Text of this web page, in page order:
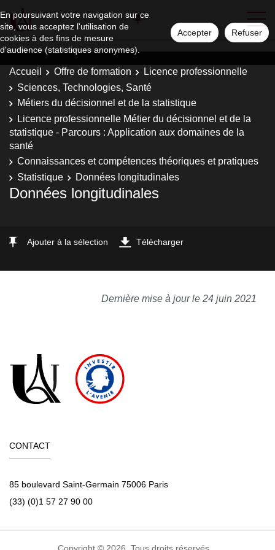
En poursuivant votre navigation sur ce
site, vous acceptez l'utilisation de
cookies à des fins de mesure
d'audience (statistiques anonymes).
Accepter Refuser
Accueil Offre de formation
Licence professionnelle
Sciences, Technologies, Santé
Métiers du décisionnel et de la statistique
Licence professionnelle Métier du décisionnel et de la
statistique - Parcours : Application aux domaines de la
santé
Connaissances et compétences théoriques et pratiques
Statistique
Données longitudinales
Données longitudinales
Ajouter à la sélection Télécharger
Dernière mise à jour le 24 juin 2021
CONTACT
85 boulevard Saint-Germain 75006 Paris
(33) (0)1 57 27 90 00